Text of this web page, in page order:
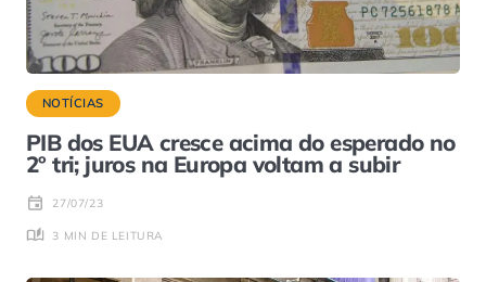
NOTÍCIAS
PIB dos EUA cresce acima do esperado no
2º tri; juros na Europa voltam a subir
27/07/23
3 MIN DE LEITURA